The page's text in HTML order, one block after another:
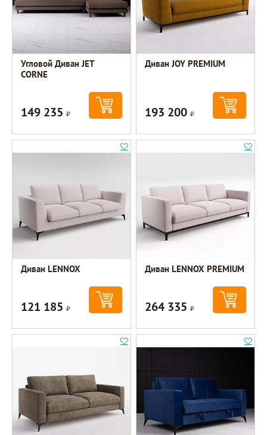
Угловой Диван JET
CORNE
149 235Р
Диван JOY PREMIUM
193 200Р
Диван LENNOX
121 185Р
Диван LENNOX PREMIUM
264 335Р